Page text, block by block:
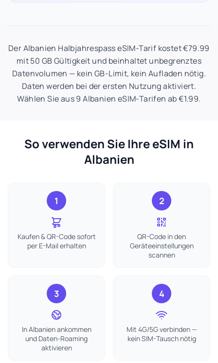
Der Albanien Halbjahrespass eSIM-Tarif kostet €79.99
mit 50 GB Gültigkeit und beinhaltet unbegrenztes
Datenvolumen — kein GB-Limit, kein Aufladen nötig.
Daten werden bei der ersten Nutzung aktiviert.
Wählen Sie aus 9 Albanien eSIM-Tarifen ab €1.99.
So verwenden Sie Ihre eSIM in
Albanien
1
Kaufen & QR-Code sofort
per E-Mail erhalten
2
QR-Code in den
Geräteeinstellungen
scannen
3
In Albanien ankommen
und Daten-Roaming
aktivieren
4
Mit 4G/5G verbinden —
kein SIM-Tausch nötig